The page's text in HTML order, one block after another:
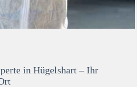
in Hügelshart – Ihr